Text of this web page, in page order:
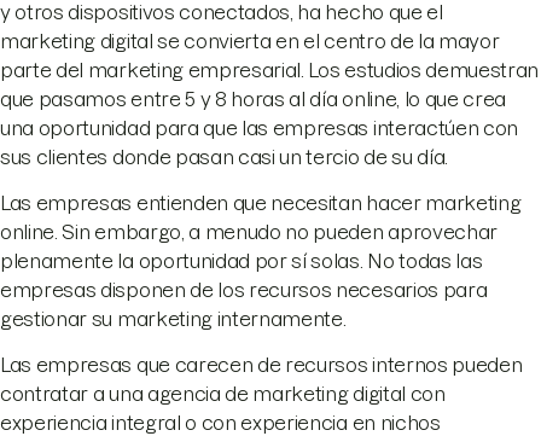
y otros dispositivos conectados, ha hecho que el
marketing digital se convierta en el centro de la mayor
parte del marketing empresarial. Los estudios demuestran
que pasamos entre 5 y 8 horas al día online, lo que crea
una oportunidad para que las empresas interactúen con
sus clientes donde pasan casi un tercio de su día.
Las empresas entienden que necesitan hacer marketing
online. Sin embargo, a menudo no pueden aprovechar
plenamente la oportunidad por sí solas. No todas las
empresas disponen de los recursos necesarios para
gestionar su marketing internamente.
Las empresas que carecen de recursos internos pueden
contratar a una agencia de marketing digital con
experiencia integral o con experiencia en nichos